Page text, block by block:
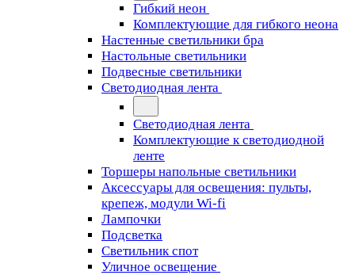
Гибкий неон
Комплектующие для гибкого неона
Настенные светильники бра
Настольные светильники
Подвесные светильники
Светодиодная лента
Светодиодная лента
Комплектующие к светодиодной
ленте
Торшеры напольные светильники
Аксессуары для освещения: пульты,
крепеж, модули Wi-fi
Лампочки
Подсветка
Светильник спот
Уличное освещение